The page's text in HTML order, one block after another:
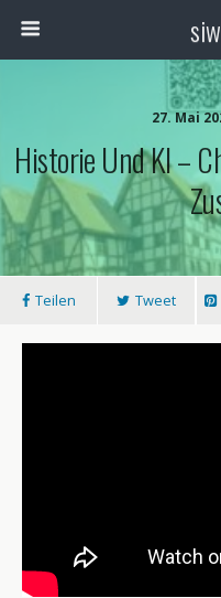
27. Mai
Historie Und KI –
Teilen Tweet